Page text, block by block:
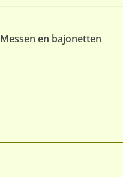
Messen en bajonetten